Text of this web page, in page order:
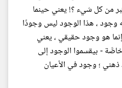
من كل شيء ؟! يعني حينما
وجود ، هذا الوجود ليس وجودًا
هو وجود حقيقي ، يعني
خاصَّة - بيقسموا الوجود إلى
؛ وجود في الأعيان